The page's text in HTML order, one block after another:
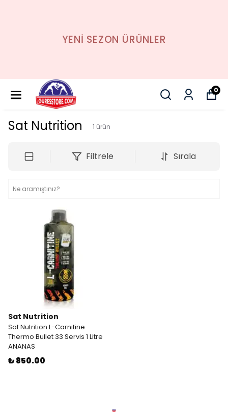
YENİ SEZON ÜRÜNLER
0
Sat Nutrition 1 ürün
Filtrele Sırala
Sat Nutrition
Sat Nutrition L-Carnitine
Thermo Bullet 33 Servis 1 Litre
ANANAS
₺ 850.00